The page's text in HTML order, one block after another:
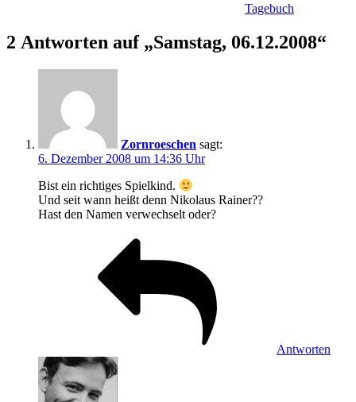
Tagebuch
2 Antworten auf „Samstag, 06.12.2008“
Zornroeschen sagt:
6. Dezember 2008 um 14:36 Uhr
Bist ein richtiges Spielkind.
Und seit wann heißt denn Nikolaus Rainer??
Hast den Namen verwechselt oder?
Antworten